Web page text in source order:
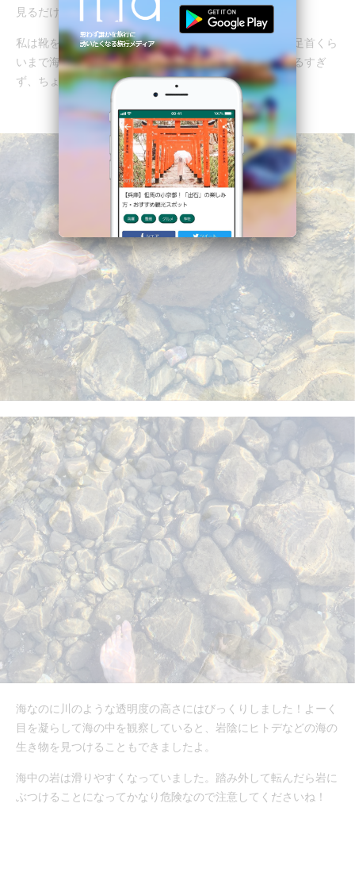
見るだけなら「和歌の浦遊歩道」です。
私は靴を脱ぎ、海面から出ている大きめの岩に腰掛け、足首くら
いまで海に入って涼を取りました。海は冷たすぎず、ぬるすぎ
ず、ちょうどいい水温。
海なのに川のような透明度の高さにはびっくりしました！よーく
目を凝らして海の中を観察していると、岩陰にヒトデなどの海の
生き物を見つけることもできましたよ。
海中の岩は滑りやすくなっていました。踏み外して転んだら岩に
ぶつけることになってかなり危険なので注意してくださいね！